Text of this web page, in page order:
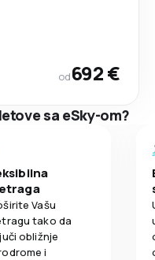
od692 €
sa eSky-om?
Vašu
tako da
obližnje
i